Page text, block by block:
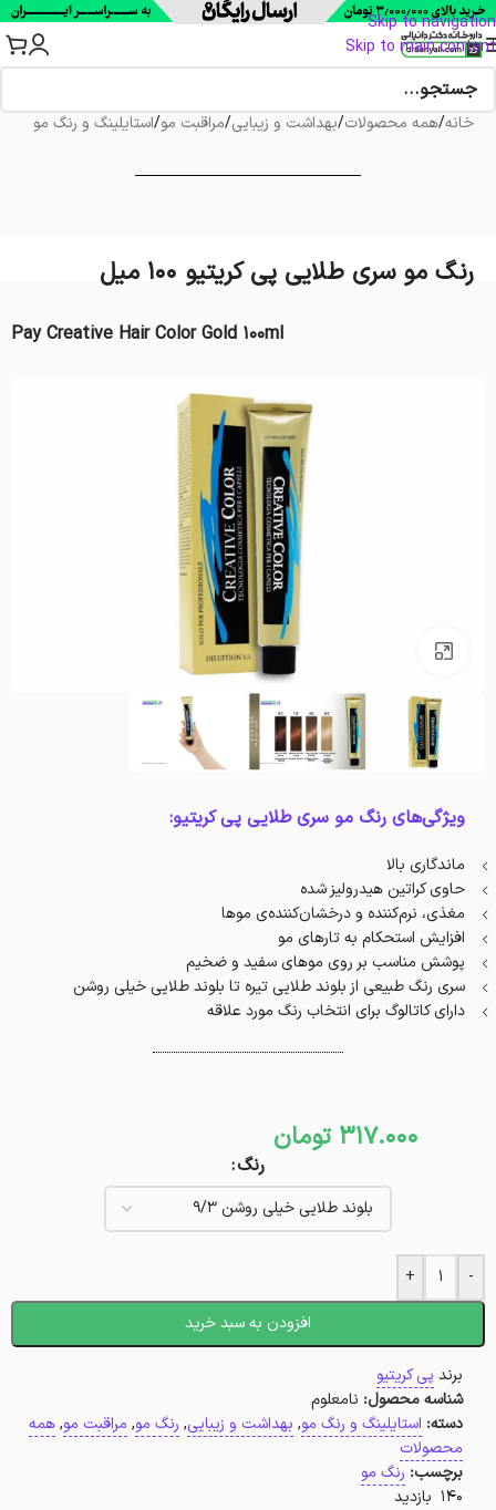
Skip to navigation
Skip to main content
خانه/همه محصولات/بهداشت و زیبایی/مراقبت مو/استایلینگ و رنگ مو
رنگ مو سری طلایی پی کریتیو 100 میل
Pay Creative Hair Color Gold 100ml
ویژگی‌های رنگ مو سری طلایی پی کریتیو:
ماندگاری بالا
حاوی کراتین هیدرولیز شده
مغذی، نرم‌کننده و درخشان‌کننده‌ی موها
افزایش استحکام به تارهای مو
پوشش مناسب بر روی موهای سفید و ضخیم
سری رنگ طبیعی‌ از بلوند طلایی تیره تا بلوند طلایی خیلی روشن
دارای کاتالوگ برای انتخاب رنگ مورد علاقه
317.000 تومان
رنگ
-
+
افزودن به سبد خرید
برند پی کریتیو
شناسه محصول: نامعلوم
دسته: استایلینگ و رنگ مو, بهداشت و زیبایی, رنگ مو, مراقبت مو,همه
محصولات
برچسب: رنگ مو
140 بازدید